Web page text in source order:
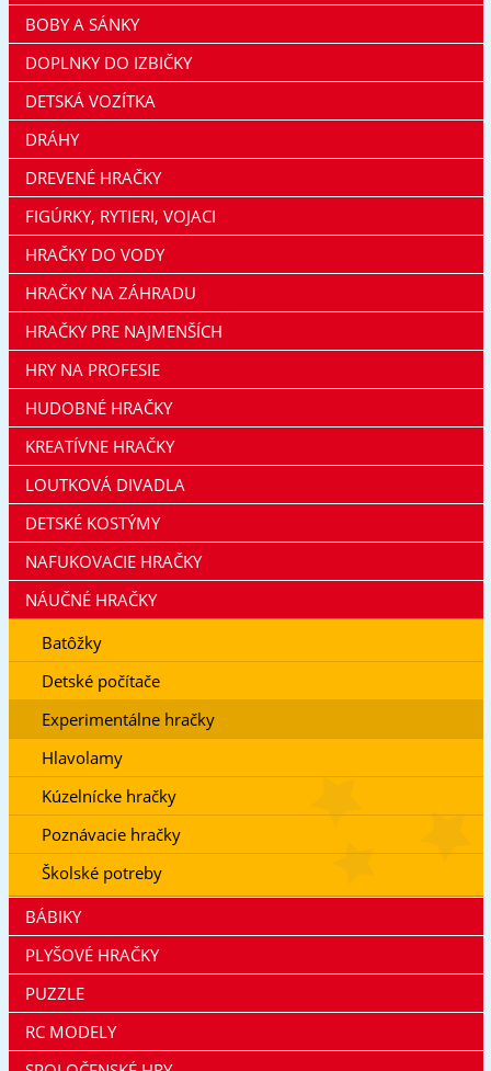
BOBY A SÁNKY
DOPLNKY DO IZBIČKY
DETSKÁ VOZÍTKA
DRÁHY
DREVENÉ HRAČKY
FIGÚRKY, RYTIERI, VOJACI
HRAČKY DO VODY
HRAČKY NA ZÁHRADU
HRAČKY PRE NAJMENŠÍCH
HRY NA PROFESIE
HUDOBNÉ HRAČKY
KREATÍVNE HRAČKY
LOUTKOVÁ DIVADLA
DETSKÉ KOSTÝMY
NAFUKOVACIE HRAČKY
NÁUČNÉ HRAČKY
Batôžky
Detské počítače
Experimentálne hračky
Hlavolamy
Kúzelnícke hračky
Poznávacie hračky
Školské potreby
BÁBIKY
PLYŠOVÉ HRAČKY
PUZZLE
RC MODELY